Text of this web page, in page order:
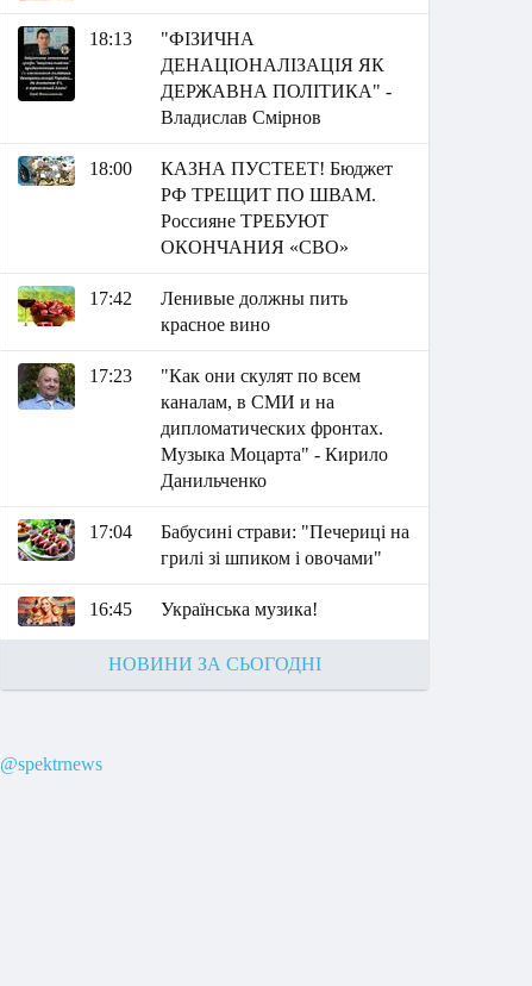
18:13
"ФІЗИЧНА
ДЕНАЦІОНАЛІЗАЦІЯ ЯК
ДЕРЖАВНА ПОЛІТИКА" -
Владислав Смірнов
18:00
КАЗНА ПУСТЕЕТ! Бюджет
РФ ТРЕЩИТ ПО ШВАМ.
Россияне ТРЕБУЮТ
ОКОНЧАНИЯ «СВО»
17:42
Ленивые должны пить
красное вино
17:23
"Как они скулят по всем
каналам, в СМИ и на
дипломатических фронтах.
Музыка Моцарта" - Кирило
Данильченко
17:04
Бабусині страви: "Печериці на
грилі зі шпиком і овочами"
16:45 Українська музика!
НОВИНИ ЗА СЬОГОДНІ
@spektrnews